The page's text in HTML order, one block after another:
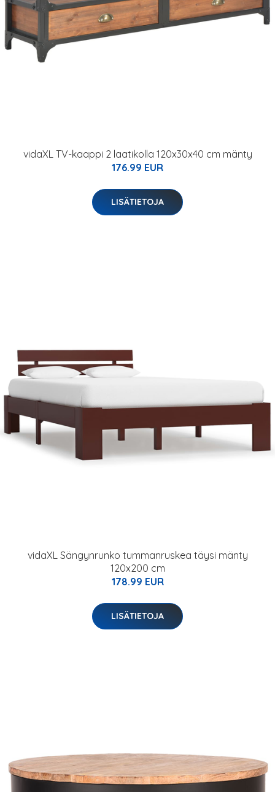
vidaXL TV-kaappi 2 laatikolla 120x30x40 cm mänty
176.99 EUR
LISÄTIETOJA
vidaXL Sängynrunko tummanruskea täysi mänty
120x200 cm
178.99 EUR
LISÄTIETOJA